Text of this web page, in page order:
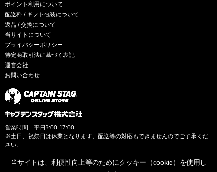
ポイント利用について
配送料 / ギフト包装について
返品 / 交換について
当サイトについて
プライバシーポリシー
特定商取引法に基づく表記
運営会社
お問い合わせ
営業時間：平日9:00-17:00
※土日、祝祭日は休業となります。配送等の対応もできませんのでご了承くだ
さい。
当サイトは、利便性向上等のためにクッキー（cookie）を使用し